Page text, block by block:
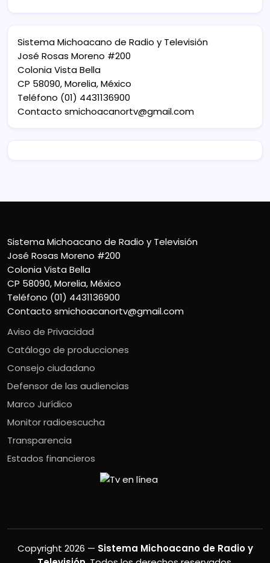
Sistema Michoacano de Radio y Televisión
José Rosas Moreno #200
Colonia Vista Bella
CP 58090, Morelia, México
Teléfono (01) 4431136900
Contacto smichoacanortv@gmail.com
Sistema Michoacano de Radio y Televisión
José Rosas Moreno #200
Colonia Vista Bella
CP 58090, Morelia, México
Teléfono (01) 4431136900
Contacto smichoacanortv@gmail.com
Aviso de Privacidad
Catálogo de producciones
Consejo ciudadano
Defensor de las audiencias
Marco Jurídico
Monitor radioescucha
Transparencia
Estados financieros
Copyright 2026 — Sistema Michoacano de Radio y